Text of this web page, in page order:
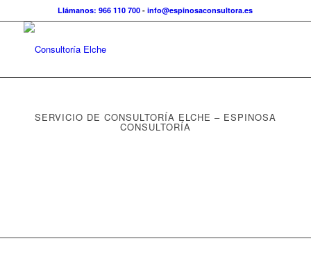
Llámanos: 966 110 700 -info@espinosaconsultora.es
SERVICIO DE CONSULTORÍA ELCHE – ESPINOSA
CONSULTORÍA